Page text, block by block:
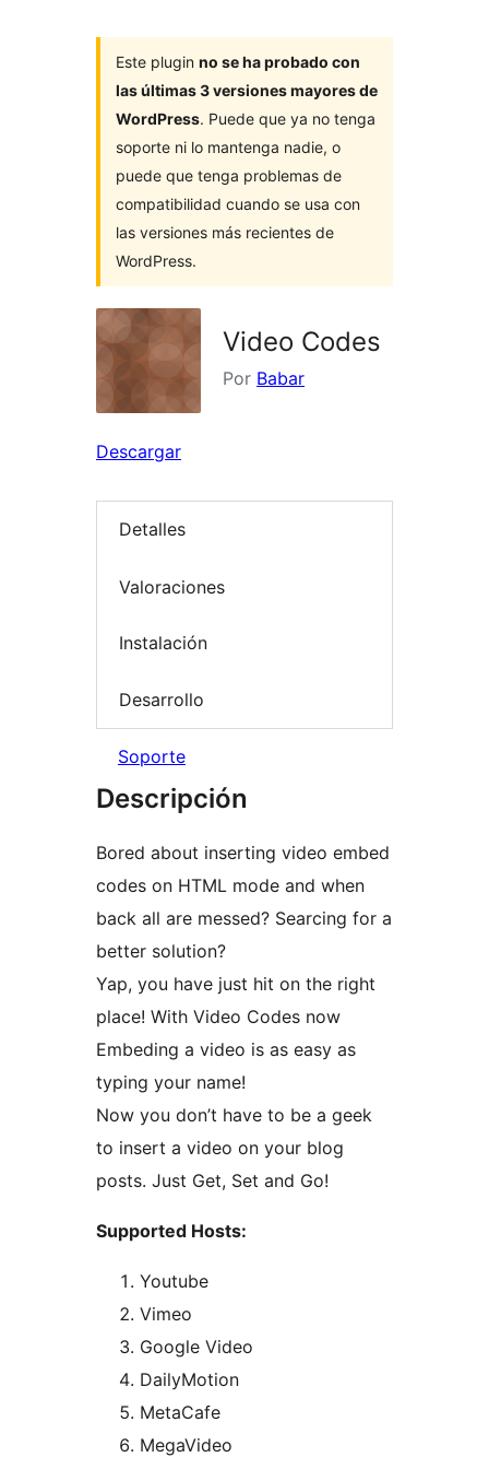
Este plugin no se ha probado con
las últimas 3 versiones mayores de
WordPress. Puede que ya no tenga
soporte ni lo mantenga nadie, o
puede que tenga problemas de
compatibilidad cuando se usa con
las versiones más recientes de
WordPress.
Video Codes
Por Babar
Descargar
Detalles
Valoraciones
Instalación
Desarrollo
Soporte
Descripción
Bored about inserting video embed
codes on HTML mode and when
back all are messed? Searcing for a
better solution?
Yap, you have just hit on the right
place! With Video Codes now
Embeding a video is as easy as
typing your name!
Now you don’t have to be a geek
to insert a video on your blog
posts. Just Get, Set and Go!
Supported Hosts:
Youtube
Vimeo
Google Video
DailyMotion
MetaCafe
MegaVideo